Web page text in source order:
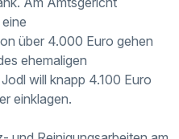
über 4.000 Euro gehen
ehemaligen
will knapp 4.100 Euro
einklagen.